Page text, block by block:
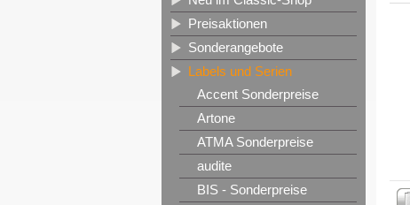
Preisaktionen
Sonderangebote
Labels und Serien
Accent Sonderpreise
Artone
ATMA Sonderpreise
audite
BIS - Sonderpreise